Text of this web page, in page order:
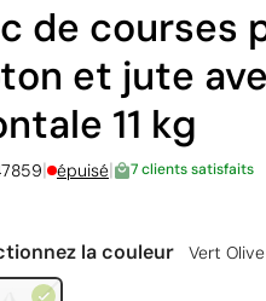
de courses
et jute
11 kg
| épuisé| 7 clients satisfaits
la couleur Vert Olive